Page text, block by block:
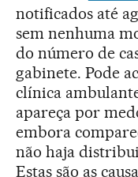
notificados até
sem nenhuma
do número de
gabinete. Pode
clínica
apareça por
embora
não haja
Estas são as